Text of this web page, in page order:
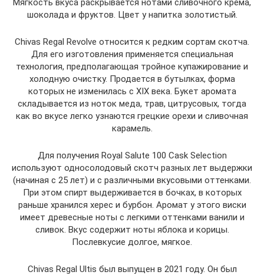
Мягкость вкуса раскрывается нотами сливочного крема,
шоколада и фруктов. Цвет у напитка золотистый.
Chivas Regal Revolve относится к редким сортам скотча.
Для его изготовления применяется специальная
технология, предполагающая тройное купажирование и
холодную очистку. Продается в бутылках, форма
которых не изменилась с XIX века. Букет аромата
складывается из ноток меда, трав, цитрусовых, тогда
как во вкусе легко узнаются грецкие орехи и сливочная
карамель.
Для получения Royal Salute 100 Cask Selection
используют односолодовый скотч разных лет выдержки
(начиная с 25 лет) и с различными вкусовыми оттенками.
При этом спирт выдерживается в бочках, в которых
раньше хранился херес и бурбон. Аромат у этого виски
имеет древесные ноты с легкими оттенками ванили и
сливок. Вкус содержит ноты яблока и корицы.
Послевкусие долгое, мягкое.
Chivas Regal Ultis был выпущен в 2021 году. Он был